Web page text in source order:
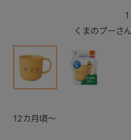
くまのプーさ
1
12カ月頃～